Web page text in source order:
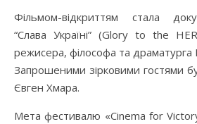
Фільмом-відкриттям стала документальна стрічка
“Слава Україні” (Glory to the
режисера, філософа та драматурга
Запрошеними зірковими гостями
Євген Хмара.
Мета фестивалю «Cinema for